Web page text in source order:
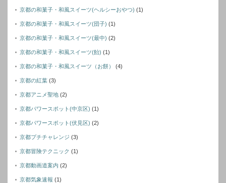
京都の和菓子・和風スイーツ(ヘルシーおやつ) (1)
京都の和菓子・和風スイーツ(団子) (1)
京都の和菓子・和風スイーツ(最中) (2)
京都の和菓子・和風スイーツ(飴) (1)
京都の和菓子・和風スイーツ（お餅） (4)
京都の紅葉 (3)
京都アニメ聖地 (2)
京都パワースポット(中京区) (1)
京都パワースポット(伏見区) (2)
京都プチチャレンジ (3)
京都冒険テクニック (1)
京都動画道案内 (2)
京都気象速報 (1)